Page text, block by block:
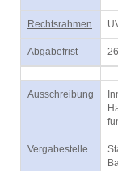
Rechtsrahmen
Abgabefrist
Ausschreibung
Vergabestelle